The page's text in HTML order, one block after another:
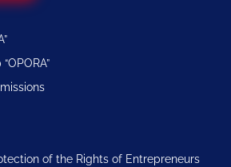
of the Rights of Entrepreneurs